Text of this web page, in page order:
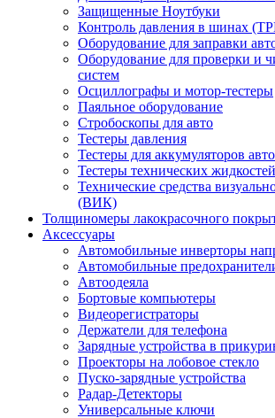
Защищенные Ноутбуки
Контроль давления в шинах
Оборудование для заправки
Оборудование для проверки и
систем
Осциллографы и мотор-тестеры
Паяльное оборудование
Стробоскопы для авто
Тестеры давления
Тестеры для аккумуляторов
Тестеры технических жидкостей
Технические средства
(ВИК)
Толщиномеры лакокрасочного
Аксессуары
Автомобильные инверторы
Автомобильные
Автоодеяла
Бортовые компьютеры
Видеорегистраторы
Держатели для телефона
Зарядные устройства в
Проекторы на лобовое стекло
Пуско-зарядные устройства
Радар-Детекторы
Универсальные ключи